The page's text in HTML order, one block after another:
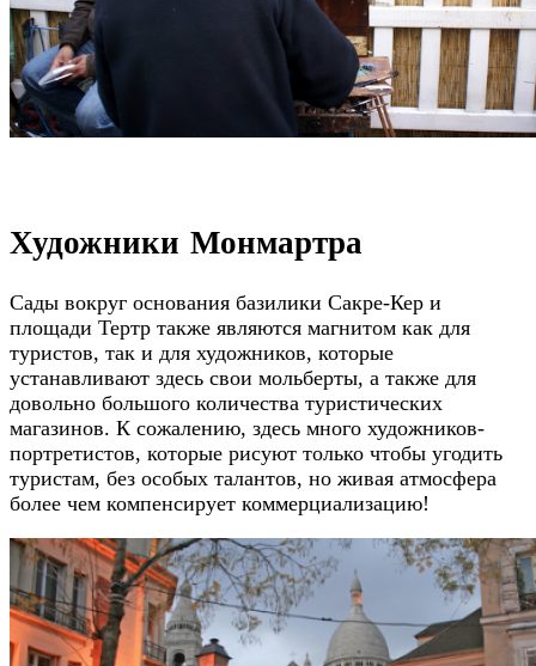
Художники Монмартра
Сады вокруг основания базилики Сакре-Кер и
площади Тертр также являются магнитом как для
туристов, так и для художников, которые
устанавливают здесь свои мольберты, а также для
довольно большого количества туристических
магазинов. К сожалению, здесь много художников-
портретистов, которые рисуют только чтобы угодить
туристам, без особых талантов, но живая атмосфера
более чем компенсирует коммерциализацию!